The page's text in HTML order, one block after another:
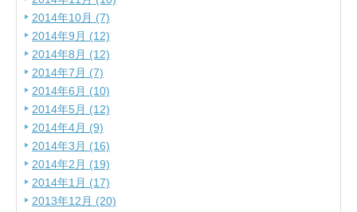
2014年10月 (7)
2014年9月 (12)
2014年8月 (12)
2014年7月 (7)
2014年6月 (10)
2014年5月 (12)
2014年4月 (9)
2014年3月 (16)
2014年2月 (19)
2014年1月 (17)
2013年12月 (20)